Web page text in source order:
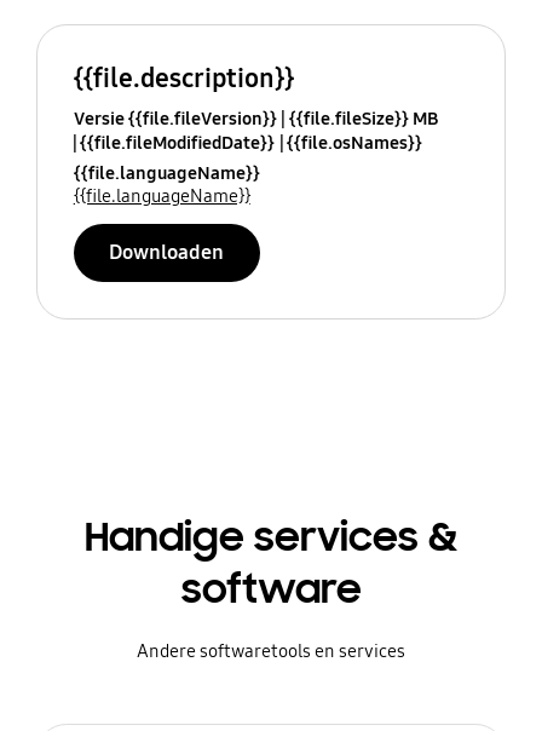
{{file.description}}
Versie {{file.fileVersion}} {{file.fileSize}} MB
{{file.fileModifiedDate}} {{file.osNames}}
{{file.languageName}}
{{file.languageName}}
Downloaden
Handige services &
software
Andere softwaretools en services